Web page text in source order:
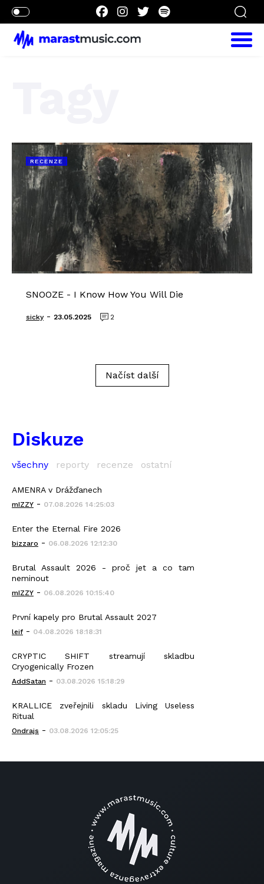
RECENZE
SNOOZE - I Know How You Will Die
sicky - 23.05.2025 2
Načíst další
Diskuze
všechny reporty recenze ostatní
AMENRA v Drážďanech
mIZZY - 07.08.2026 14:25:03
Enter the Eternal Fire 2026
bizzaro - 06.08.2026 12:12:30
Brutal Assault 2026 - proč jet a co tam
neminout
mIZZY - 06.08.2026 10:15:40
První kapely pro Brutal Assault 2027
leif - 04.08.2026 18:18:31
CRYPTIC SHIFT streamují skladbu
Cryogenically Frozen
AddSatan - 03.08.2026 15:18:29
KRALLICE zveřejnili skladu Living Useless
Ritual
Ondrajs - 03.08.2026 12:05:25